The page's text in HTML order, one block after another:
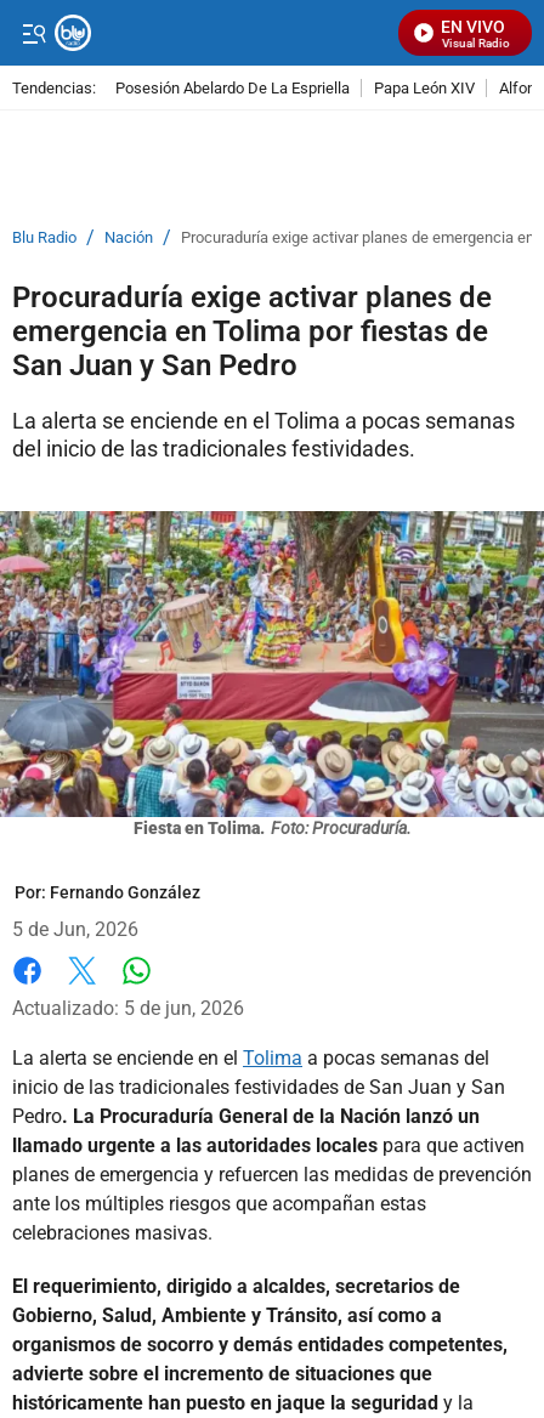
EN VIVO
Señal Visual Radio
Tendencias: Posesión Abelardo De La Espriella Papa León XIV
Blu Radio / Nación / Procuraduría exige activar planes de emergencia en
Procuraduría exige activar planes de
emergencia en Tolima por fiestas de
San Juan y San Pedro
La alerta se enciende en el Tolima a pocas semanas
del inicio de las tradicionales festividades.
Fiesta en Tolima. Foto: Procuraduría.
Por: Fernando González
5 de Jun, 2026
Facebook
X
Actualizado: 5 de jun, 2026
La alerta se enciende en el Tolima a pocas semanas del
inicio de las tradicionales festividades de San Juan y San
Pedro. La Procuraduría General de la Nación lanzó un
llamado urgente a las autoridades locales para que activen
planes de emergencia y refuercen las medidas de prevención
ante los múltiples riesgos que acompañan estas
celebraciones masivas.
El requerimiento, dirigido a alcaldes, secretarios de
Gobierno, Salud, Ambiente y Tránsito, así como a
organismos de socorro y demás entidades competentes,
advierte sobre el incremento de situaciones que
históricamente han puesto en jaque la seguridad y la